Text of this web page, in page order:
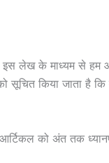
इस लेख के माध्यम से हम
किया जाता है कि
को अंत तक